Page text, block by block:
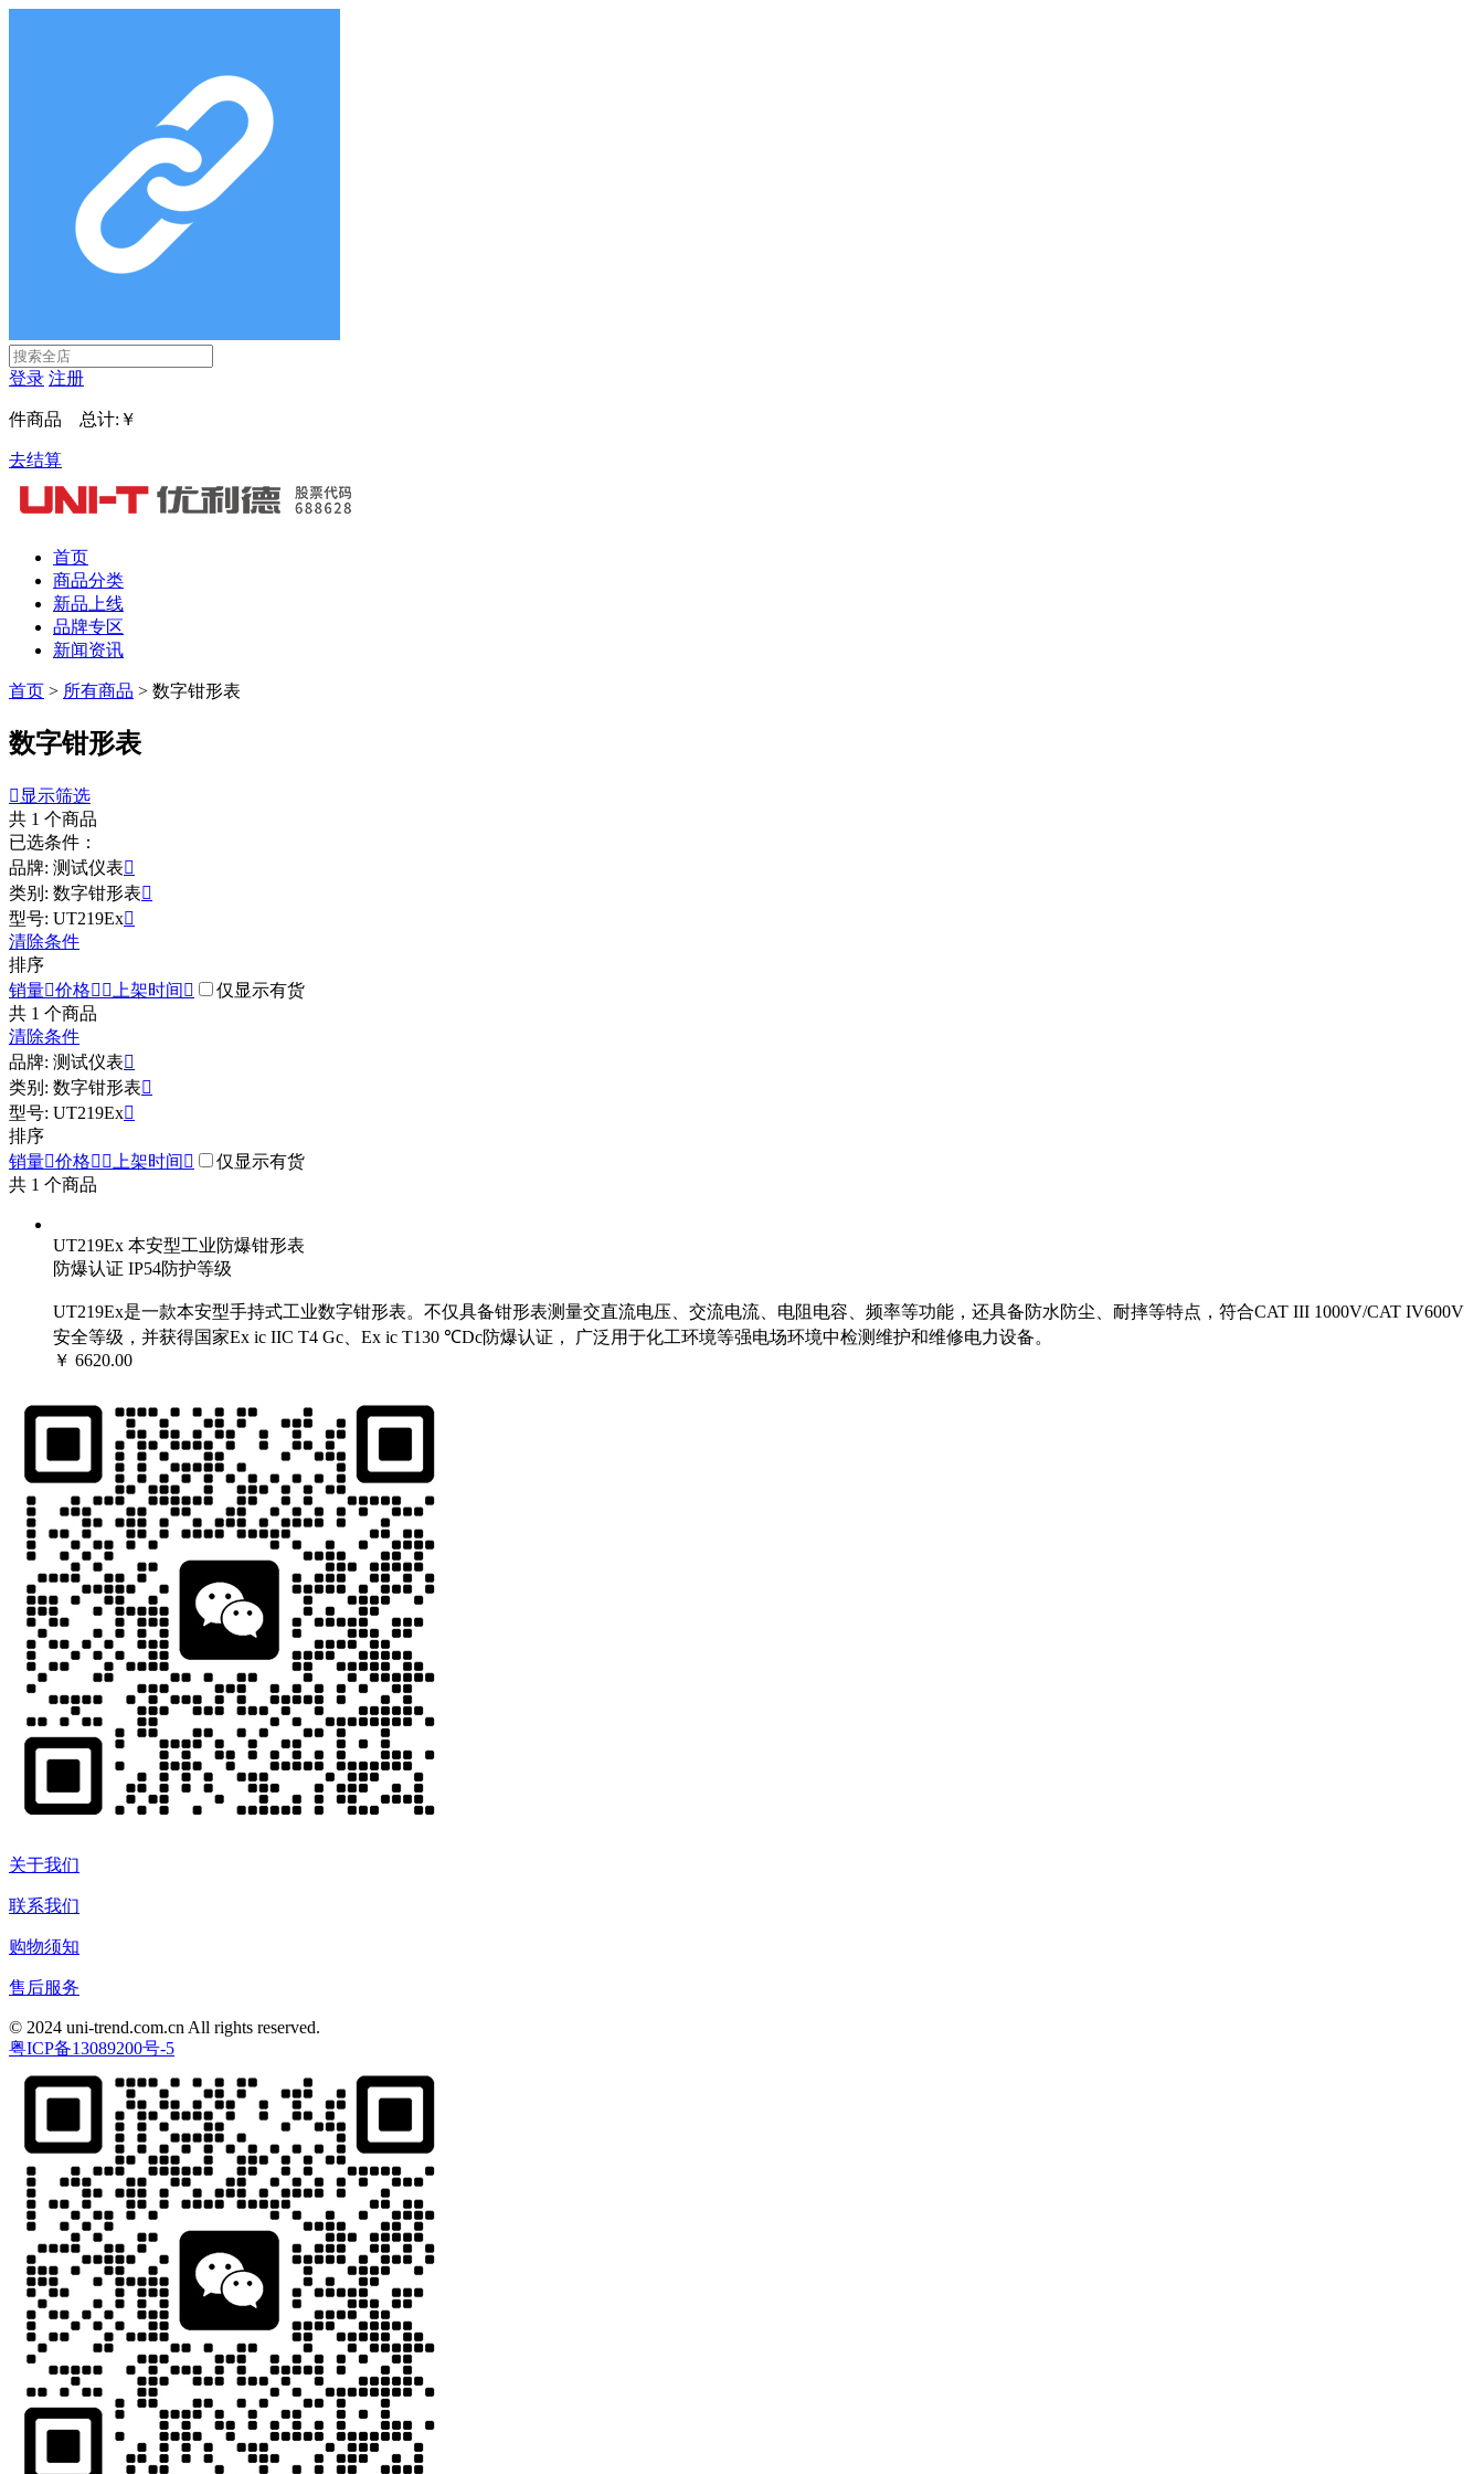
登录 注册
件商品 总计: ￥
去结算
首页
商品分类
新品上线
品牌专区
新闻资讯
首页 > 所有商品 > 数字钳形表
数字钳形表
 显示筛选
共 1 个商品
已选条件：
品牌: 测试仪表
类别: 数字钳形表
型号: UT219Ex
清除条件
排序
销量价格  上架时间 
仅显示有货
共 1 个商品
清除条件
品牌: 测试仪表
类别: 数字钳形表
型号: UT219Ex
排序
销量价格  上架时间 
仅显示有货
共 1 个商品
UT219Ex 本安型工业防爆钳形表
防爆认证 IP54防护等级
UT219Ex是一款本安型手持式工业数字钳形表。不仅具备钳形表测量交直流电压、交流电流、电阻电容、频率等功能，还具备防水防尘、耐摔等特点，符合CAT III 1000V/CAT IV600V
安全等级，并获得国家Ex ic IIC T4 Gc、Ex ic T130 ℃Dc防爆认证， 广泛用于化工环境等强电场环境中检测维护和维修电力设备。
￥ 6620.00
关于我们
联系我们
购物须知
售后服务
© 2024 uni-trend.com.cn All rights reserved.
粤ICP备13089200号-5